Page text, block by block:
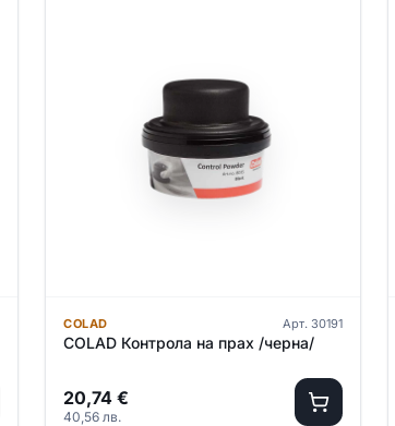
COLAD Арт. 30191
COLAD Контрола на прах /черна/
20,74 €
40,56 лв.